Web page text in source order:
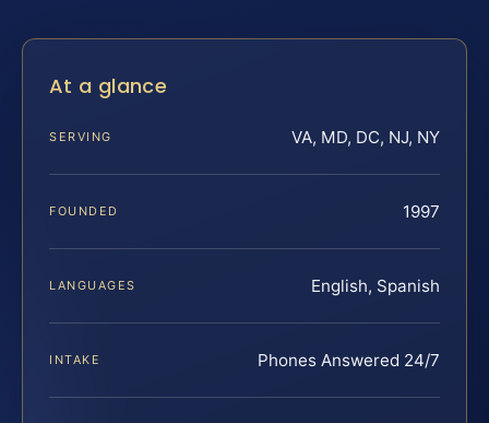
At a glance
SERVING VA, MD, DC, NJ, NY
FOUNDED 1997
LANGUAGES English, Spanish
INTAKE Phones Answered 24/7